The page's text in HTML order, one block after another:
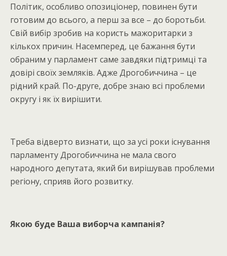
Політик, особливо опозиціонер, повинен бути
готовим до всього, а перш за все – до боротьби.
Свій вибір зробив на користь мажоритарки з
кількох причин. Насемперед, це бажання бути
обраним у парламент саме завдяки підтримці та
довірі своїх земляків. Адже Дрогобиччина – це
рідний край. По-друге, добре знаю всі проблеми
округу і як їх вирішити.
Треба відверто визнати, що за усі роки існування
парламенту Дрогобиччина не мала свого
народного депутата, який би вирішував проблеми
регіону, сприяв його розвитку.
Якою буде Ваша виборча кампанія?